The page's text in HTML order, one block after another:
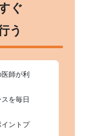
ぐ
う
師が利
を毎日
ントプ